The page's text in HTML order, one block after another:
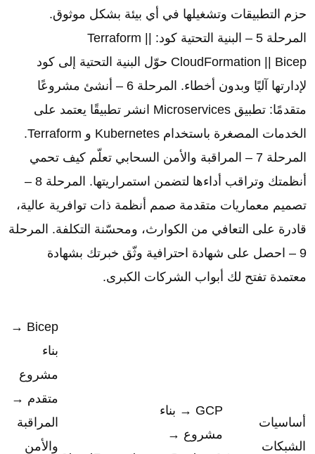
حزم التطبيقات وتشغيلها في أي بيئة بشكل موثوق.
المرحلة 5 – البنية التحتية كود: Terraform ||
CloudFormation || Bicep حوّل البنية التحتية إلى كود
لإدارتها آليًا وبدون أخطاء. المرحلة 6 – أنشئ مشروعًا
متقدمًا: تطبيق Microservices انشر تطبيقًا يعتمد على
الخدمات المصغرة باستخدام Kubernetes و Terraform.
المرحلة 7 – المراقبة والأمن السحابي تعلّم كيف تحمي
أنظمتك وتراقب أداءها لتضمن استمراريتها. المرحلة 8 –
تصميم معماريات متقدمة صمم أنظمة ذات توافرية عالية،
قادرة على التعافي من الكوارث، ومحسّنة التكلفة. المرحلة
9 – احصل على شهادة احترافية وثّق خبرتك بشهادة
معتمدة تفتح لك أبواب الشركات الكبرى.
أساسيات
الشبكات
GCP → بناء
مشروع →
Bicep →
بناء
مشروع
متقدم →
المراقبة
والأمن